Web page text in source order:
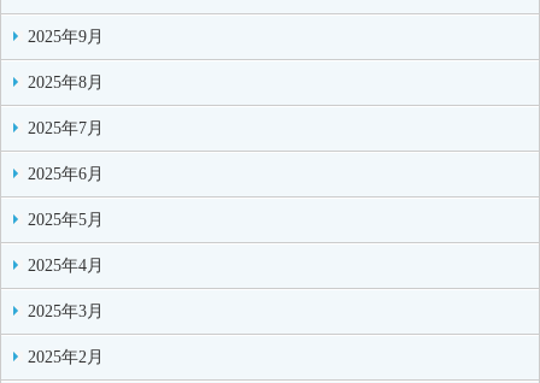
2025年9月
2025年8月
2025年7月
2025年6月
2025年5月
2025年4月
2025年3月
2025年2月